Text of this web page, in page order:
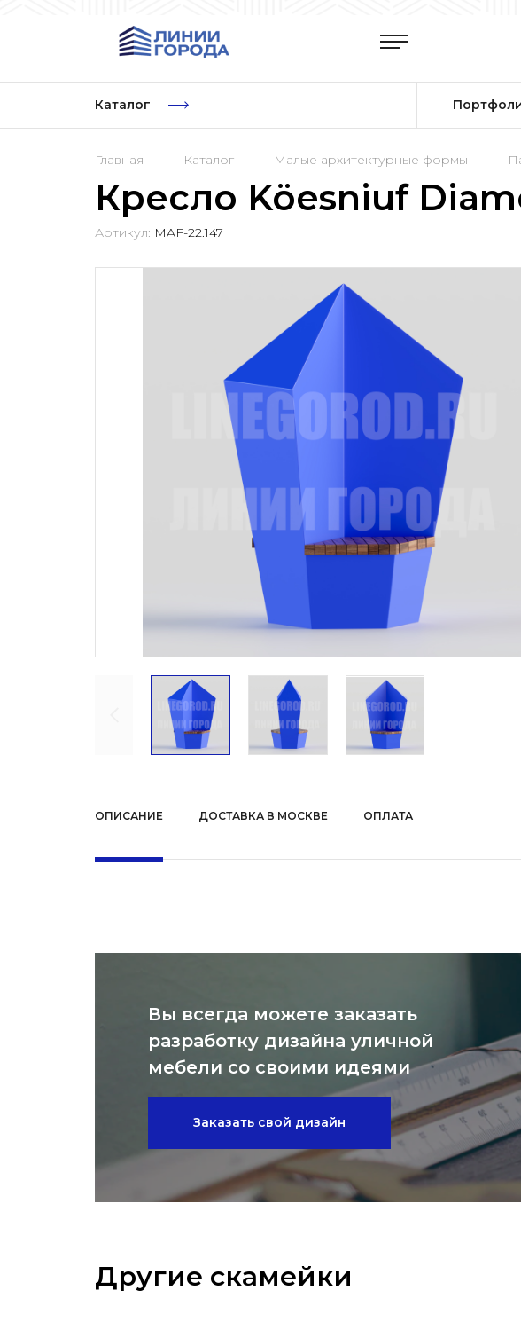
Каталог
Главная Каталог Малые архитектурные формы
Кресло Köesniuf
Артикул: MAF-22.147
ОПИСАНИЕ ДОСТАВКА В МОСКВЕ ОПЛАТА
Вы всегда можете заказать
разработку дизайна уличной
мебели со своими идеями
Заказать свой дизайн
Другие скамейки